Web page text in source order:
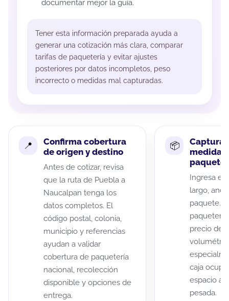
documentar mejor la guía.
Tener esta información preparada ayuda a
generar una cotización más clara, comparar
tarifas de paquetería y evitar ajustes
posteriores por datos incompletos, peso
incorrecto o medidas mal capturadas.
Confirma cobertura
de origen y destino
Antes de cotizar, revisa
que la ruta de Puebla a
Naucalpan tenga los
datos completos. El
código postal, colonia,
municipio y referencias
ayudan a validar
cobertura de paquetería
nacional, recolección
disponible y opciones de
entrega.
Captura
medidas
paquete
Ingresa el
largo,
paquete.
precio de
caja
espacio
pesada.